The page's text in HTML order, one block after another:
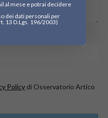
Policy di Osservatorio Artico
al mese e potrai decidere
dei dati personali per
13 D.Lgs. 196/2003)